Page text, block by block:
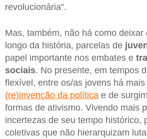
revolucionária”.
Mas, também, não há como deixar
longo da história, parcelas de
papel importante nos embates e
sociais. No presente, em tempos
flexível, entre os/as jovens há
(re)invenção da política e de
formas de ativismo. Vivendo mais
incertezas de seu tempo histórico,
coletivas que não hierarquizam